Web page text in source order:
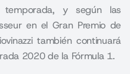
temporada, y según las
en el Gran Premio de
también continuará
2020 de la Fórmula 1.